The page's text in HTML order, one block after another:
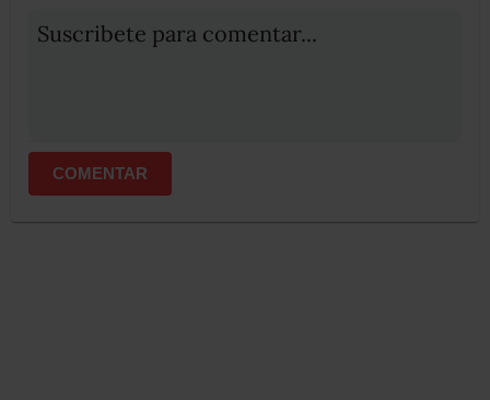
Suscribete para comentar...
COMENTAR